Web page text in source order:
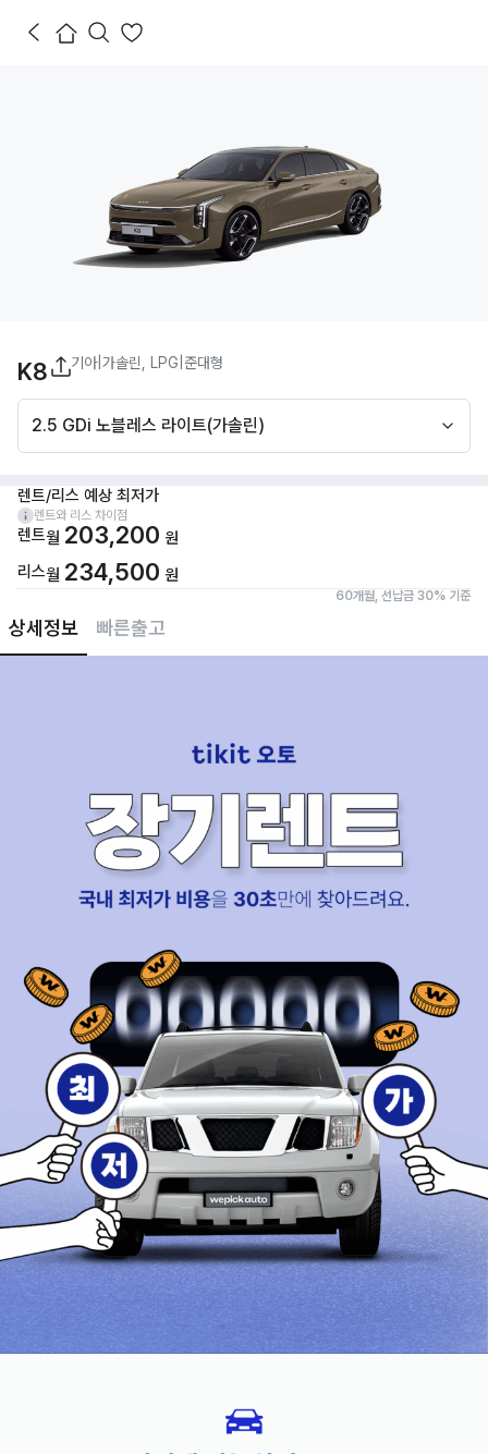
상세정보 빠른출고
K8 기아|가솔린, LPG |준대형
2.5 GDi 노블레스 라이트(가솔린)
렌트/리스 예상 최저가
렌트와 리스 차이점
렌트월 203,200 원
리스월 234,500 원
60개월, 선납금 30% 기준